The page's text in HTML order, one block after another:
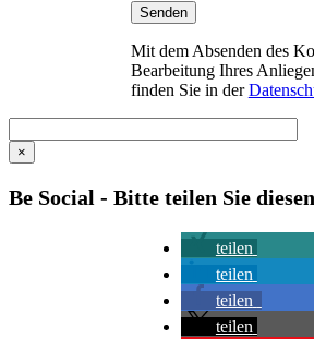
Mit dem Absenden des
Bearbeitung Ihres
finden Sie in der
×
Be Social - Bitte teilen Sie
teilen
teilen
teilen
teilen